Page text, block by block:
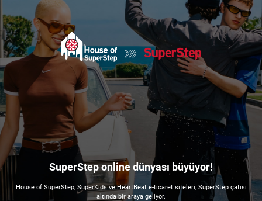
SuperStep online dünyası büyüyor!
House of SuperStep, SuperKids ve HeartBeat e-ticaret siteleri, SuperStep çatısı
altında bir araya geliyor.